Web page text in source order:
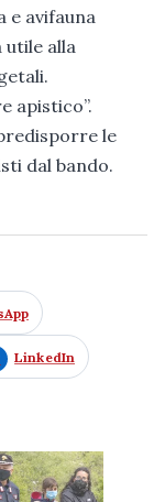
e avifauna
utile alla
apistico”.
le
dal bando.
LinkedIn